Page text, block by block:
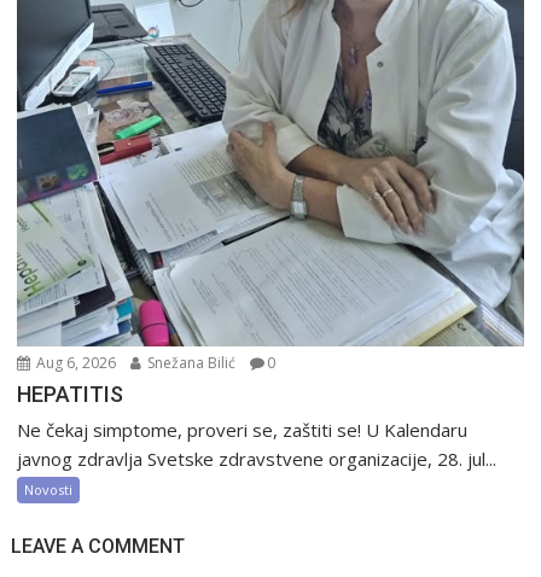
Aug 6, 2026 Snežana Bilić 0
HEPATITIS
Ne čekaj simptome, proveri se, zaštiti se! U Kalendaru
javnog zdravlja Svetske zdravstvene organizacije, 28. jul...
Novosti
LEAVE A COMMENT